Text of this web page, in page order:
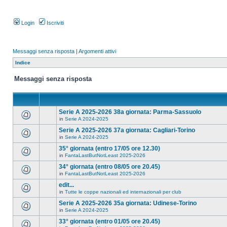
Login Iscriviti
Messaggi senza risposta | Argomenti attivi
Indice
Messaggi senza risposta
Serie A 2025-2026 38a giornata: Parma-Sassuolo
in Serie A 2024-2025
Serie A 2025-2026 37a giornata: Cagliari-Torino
in Serie A 2024-2025
35° giornata (entro 17/05 ore 12.30)
in FantaLastButNotLeast 2025-2026
34° giornata (entro 08/05 ore 20.45)
in FantaLastButNotLeast 2025-2026
edit...
in Tutte le coppe nazionali ed internazionali per club
Serie A 2025-2026 35a giornata: Udinese-Torino
in Serie A 2024-2025
33° giornata (entro 01/05 ore 20.45)